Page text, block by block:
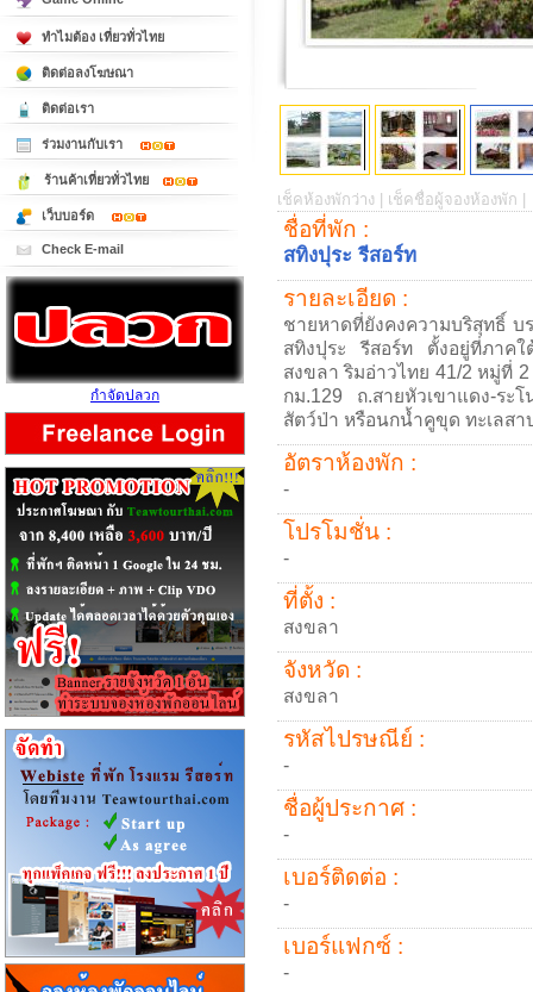
เช็คห้องพักว่าง | เช็คชื่อผู้จองห้องพัก |
ชื่อที่พัก :
สทิงปุระ รีสอร์ท
รายละเอียด :
ชายหาดที่ยังคงความบริสุทธิ์ บ
สทิงปุระ รีสอร์ท ตั้งอยู่ที่ภาคใ
สงขลา ริมอ่าวไทย 41/2 หมู่ที่
กม.129 ถ.สายหัวเขาแดง-ระ
สัตว์ป่า หรือนกน้ำคูขุด ทะเลสา
อัตราห้องพัก :
-
โปรโมชั่น :
-
ที่ตั้ง :
สงขลา
จังหวัด :
สงขลา
รหัสไปรษณีย์ :
-
ชื่อผู้ประกาศ :
-
เบอร์ติดต่อ :
-
เบอร์แฟกซ์ :
-
ทำไมต้อง เที่ยวทั่วไทย
ติดต่อลงโฆษณา
ติดต่อเรา
ร่วมงานกับเรา
ร้านค้าเที่ยวทั่วไทย
เว็บบอร์ด
Check E-mail
กำจัดปลวก